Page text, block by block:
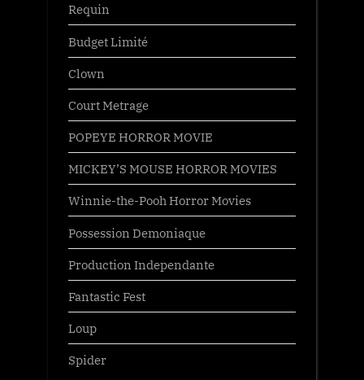
Requin
Budget Limité
Clown
Court Metrage
POPEYE HORROR MOVIE
MICKEY’S MOUSE HORROR MOVIES
Winnie-the-Pooh Horror Movies
Possession Demoniaque
Production Independante
Fantastic Fest
Loup
Spider